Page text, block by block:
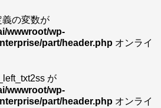
義の変数が
wwwroot/wp-
part/header.php オンライ
が
wwwroot/wp-
part/header.php オンライ